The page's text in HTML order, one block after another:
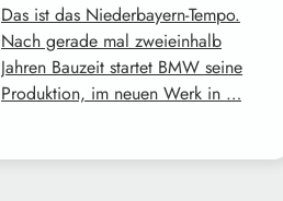
Das ist das Niederbayern-Tempo.
Nach gerade mal zweieinhalb
Jahren Bauzeit startet BMW seine
Produktion, im neuen Werk in …